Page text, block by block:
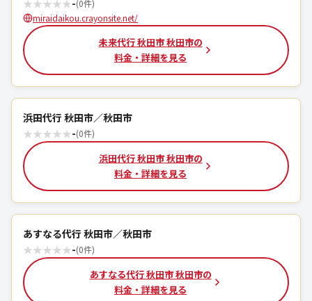
★★★★★-(0件)
miraidaikou.crayonsite.net/
未来代行 秋田市 秋田市の
料金・詳細を見る
浜田代行 秋田市／秋田市
★★★★★-(0件)
浜田代行 秋田市 秋田市の
料金・詳細を見る
あすなる代行 秋田市／秋田市
★★★★★-(0件)
あすなる代行 秋田市 秋田市の
料金・詳細を見る